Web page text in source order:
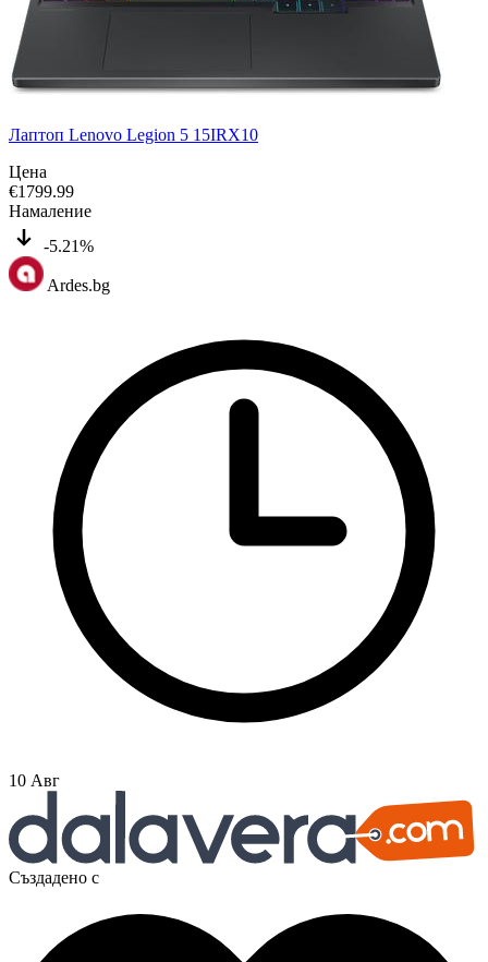
Лаптоп Lenovo Legion 5 15IRX10
Цена
€1799.99
Намаление
-5.21%
Ardes.bg
10 Авг
Създадено с